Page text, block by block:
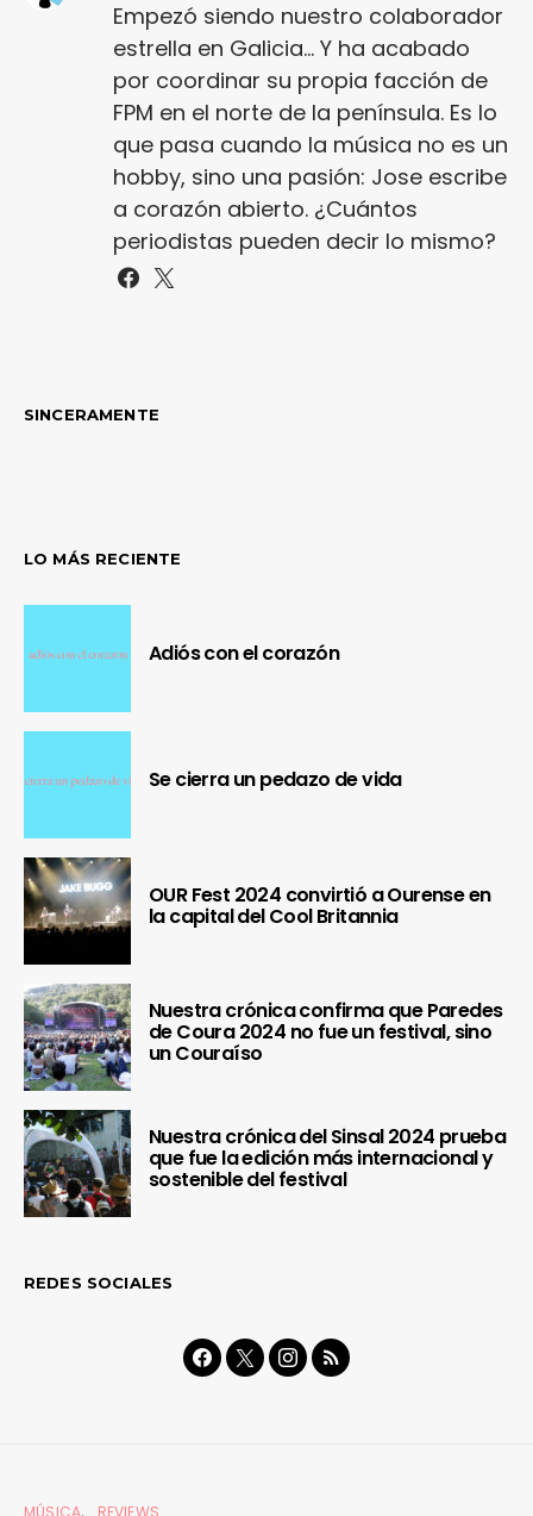
Empezó siendo nuestro colaborador
estrella en Galicia... Y ha acabado
por coordinar su propia facción de
FPM en el norte de la península. Es lo
que pasa cuando la música no es un
hobby, sino una pasión: Jose escribe
a corazón abierto. ¿Cuántos
periodistas pueden decir lo mismo?
SINCERAMENTE
LO MÁS RECIENTE
Adiós con el corazón
Se cierra un pedazo de vida
OUR Fest 2024 convirtió a Ourense en
la capital del Cool Britannia
Nuestra crónica confirma que Paredes
de Coura 2024 no fue un festival, sino
un Couraíso
Nuestra crónica del Sinsal 2024 prueba
que fue la edición más internacional y
sostenible del festival
REDES SOCIALES